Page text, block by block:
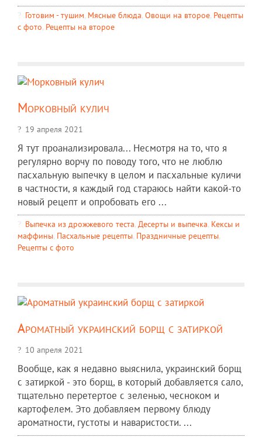
Готовим - тушим, Мясные блюда, Овощи на второе, Рецепты
c фото, Рецепты на второе
Морковный кулич
19 апреля 2021
Я тут проанализировала... Несмотря на то, что я
регулярно ворчу по поводу того, что не люблю
пасхальную выпечку в целом и пасхальные куличи
в частности, я каждый год стараюсь найти какой-то
новый рецепт и опробовать его ...
Выпечка из дрожжевого теста, Десерты и выпечка, Кексы и
маффины, Пасхальные рецепты, Праздничные рецепты,
Рецепты c фото
Ароматный украинский борщ с затиркой
10 апреля 2021
Вообще, как я недавно выяснила, украинский борщ
с затиркой - это борщ, в который добавляется сало,
тщательно перетертое с зеленью, чесноком и
картофелем. Это добавляем первому блюду
ароматности, густоты и наваристости. ...